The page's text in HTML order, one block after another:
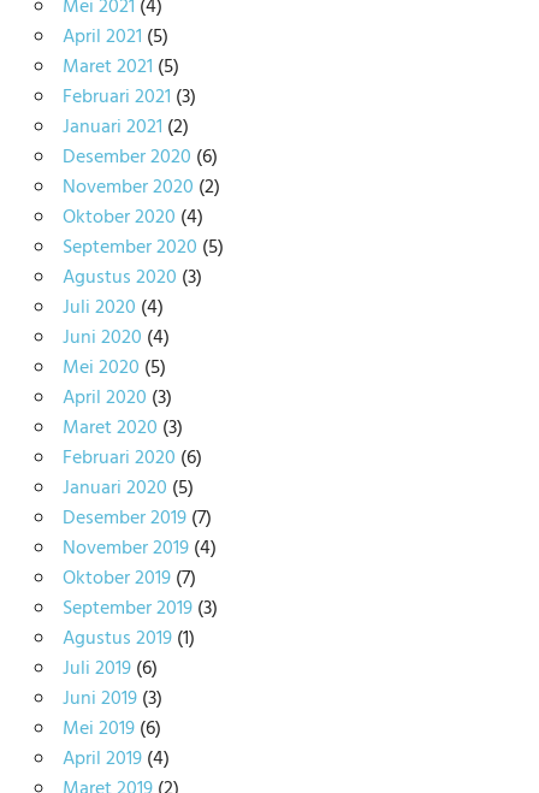
Mei 2021 (4)
April 2021 (5)
Maret 2021 (5)
Februari 2021 (3)
Januari 2021 (2)
Desember 2020 (6)
November 2020 (2)
Oktober 2020 (4)
September 2020 (5)
Agustus 2020 (3)
Juli 2020 (4)
Juni 2020 (4)
Mei 2020 (5)
April 2020 (3)
Maret 2020 (3)
Februari 2020 (6)
Januari 2020 (5)
Desember 2019(7)
November 2019(4)
Oktober 2019(7)
September 2019(3)
Agustus 2019(1)
Juli 2019(6)
Juni 2019(3)
Mei 2019(6)
April 2019(4)